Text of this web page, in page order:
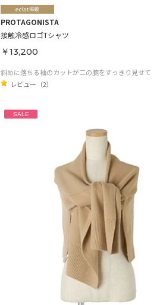
PROTAGONISTA
接触冷感ロゴTシャツ
￥13,200
斜めに落ちる袖のカットが二の腕をすっきり見せて
レビュー（2）
SALE